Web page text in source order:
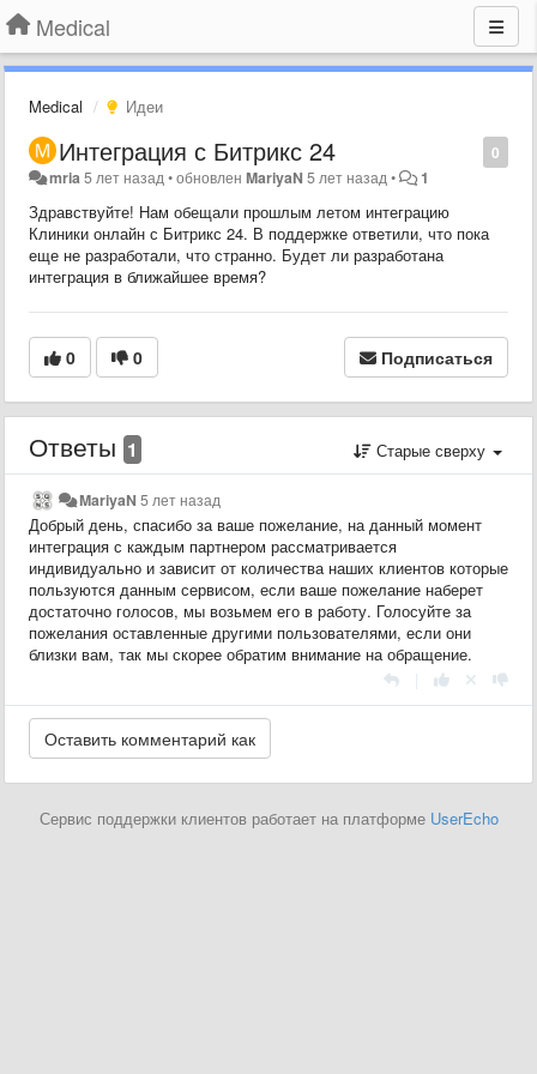
Medical
Medical Идеи
0
Интеграция с Битрикс 24
mria5 лет назад•обновленMariyaN 5 лет назад• 1
Здравствуйте! Нам обещали прошлым летом интеграцию
Клиники онлайн с Битрикс 24. В поддержке ответили, что пока
еще не разработали, что странно. Будет ли разработана
интеграция в ближайшее время?
0 0 Подписаться
Ответы 1 Старые сверху
MariyaN 5 лет назад
Добрый день, спасибо за ваше пожелание, на данный момент
интеграция с каждым партнером рассматривается
индивидуально и зависит от количества наших клиентов которые
пользуются данным сервисом, если ваше пожелание наберет
достаточно голосов, мы возьмем его в работу. Голосуйте за
пожелания оставленные другими пользователями, если они
близки вам, так мы скорее обратим внимание на обращение.
Сервис поддержки клиентов работает на платформе UserEcho